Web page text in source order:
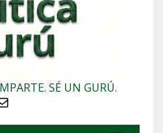
SÉ UN GURÚ.
electrónico